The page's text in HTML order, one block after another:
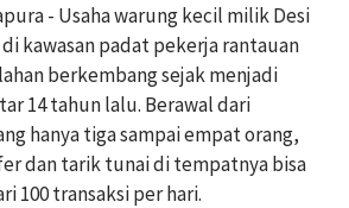
- Usaha warung kecil milik Desi
kawasan padat pekerja rantauan
berkembang sejak menjadi
14 tahun lalu. Berawal dari
hanya tiga sampai empat orang,
dan tarik tunai di tempatnya bisa
100 transaksi per hari.